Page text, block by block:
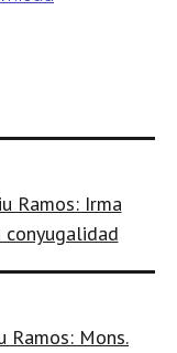
Ramos: Irma
conyugalidad
Ramos: Mons.